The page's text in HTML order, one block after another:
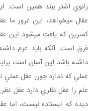
زانوي اشتر ببند همين است.
عقال مي خواهد، اين غرور ما
کمترين که يافت مي شود اين
فرق است. آنکه بايد عزم
داشته باشد اين آسان است
عملي که ندارد چون عقل
علم را عقل نظري دارد عقل
ديده که ايستاده نيست، اما